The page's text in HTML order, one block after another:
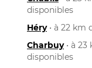
disponibles
Héry• à 22 km
Charbuy• à 23
disponibles